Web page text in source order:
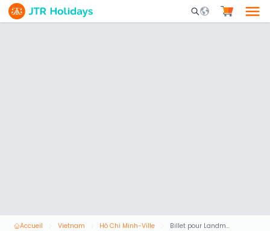
Mobile Search
Accueil Vietnam Hô Chi Minh-Ville Billet pour Landmark 81 Saigon Skyview à Hô Chi Minh-Ville